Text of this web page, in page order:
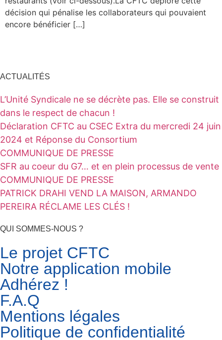
décision qui pénalise les collaborateurs qui pouvaient
encore bénéficier […]
ACTUALITÉS
L’Unité Syndicale ne se décrète pas. Elle se construit
dans le respect de chacun !
Déclaration CFTC au CSEC Extra du mercredi 24 juin
2024 et Réponse du Consortium
COMMUNIQUE DE PRESSE
SFR au coeur du G7… et en plein processus de vente
COMMUNIQUE DE PRESSE
PATRICK DRAHI VEND LA MAISON, ARMANDO
PEREIRA RÉCLAME LES CLÉS !
QUI SOMMES-NOUS ?
Le projet CFTC
Notre application mobile
Adhérez !
F.A.Q
Mentions légales
Politique de confidentialité